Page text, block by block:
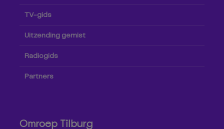
TV-gids
Uitzending gemist
Radiogids
Partners
Omroep Tilburg